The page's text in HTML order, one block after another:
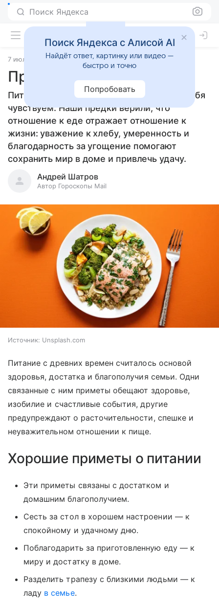
Поиск Яндекса
7 июля 2026 Источник:Гороскопы Mail Приметы
Приметы о питании
Питание во многом определяет, как мы себя
чувствуем. Наши предки верили, что
отношение к еде отражает отношение к
жизни: уважение к хлебу, умеренность и
благодарность за угощение помогают
сохранить мир в доме и привлечь удачу.
Андрей Шатров
Автор Гороскопы Mail
Источник: Unsplash.com
Питание с древних времен считалось основой
здоровья, достатка и благополучия семьи. Одни
связанные с ним приметы обещают здоровье,
изобилие и счастливые события, другие
предупреждают о расточительности, спешке и
неуважительном отношении к пище.
Хорошие приметы о питании
Эти приметы связаны с достатком и
домашним благополучием.
Сесть за стол в хорошем настроении — к
спокойному и удачному дню.
Поблагодарить за приготовленную еду — к
миру и достатку в доме.
Разделить трапезу с близкими людьми — к
ладу в семье.
Поиск Яндекса с Алисой AI
Найдёт ответ, картинку или видео —
быстро и точно
Попробовать